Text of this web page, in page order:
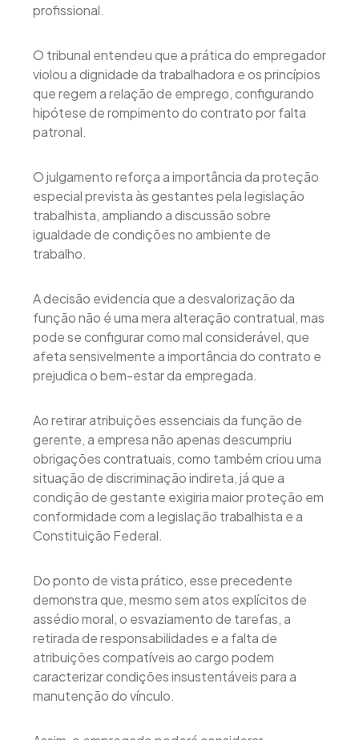
profissional.
O tribunal entendeu que a prática do empregador
violou a dignidade da trabalhadora e os princípios
que regem a relação de emprego, configurando
hipótese de rompimento do contrato por falta
patronal.
O julgamento reforça a importância da proteção
especial prevista às gestantes pela legislação
trabalhista, ampliando a discussão sobre
igualdade de condições no ambiente de
trabalho.
A decisão evidencia que a desvalorização da
função não é uma mera alteração contratual, mas
pode se configurar como mal considerável, que
afeta sensivelmente a importância do contrato e
prejudica o bem-estar da empregada.
Ao retirar atribuições essenciais da função de
gerente, a empresa não apenas descumpriu
obrigações contratuais, como também criou uma
situação de discriminação indireta, já que a
condição de gestante exigiria maior proteção em
conformidade com a legislação trabalhista e a
Constituição Federal.
Do ponto de vista prático, esse precedente
demonstra que, mesmo sem atos explícitos de
assédio moral, o esvaziamento de tarefas, a
retirada de responsabilidades e a falta de
atribuições compatíveis ao cargo podem
caracterizar condições insustentáveis para a
manutenção do vínculo.